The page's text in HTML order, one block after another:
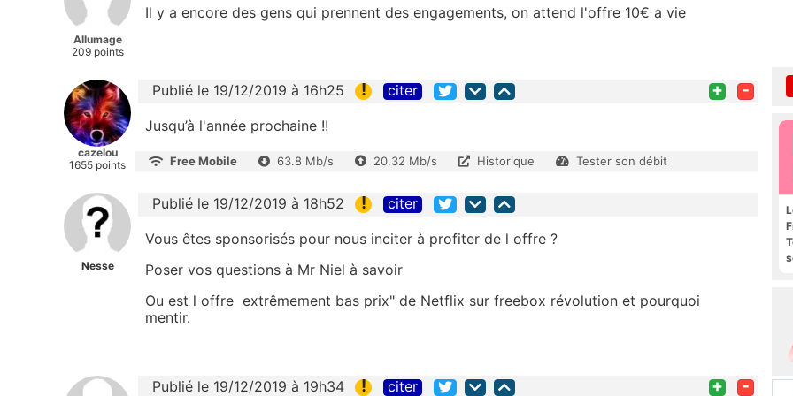
Allumage
209 points
Il y a encore des gens qui prennent des engagements, on attend l'offre 10€ a vie
cazelou
1655 points
Publié le 19/12/2019 à 16h25 ! citer + -
Jusqu’à l'année prochaine !!
Free Mobile 63.8 Mb/s 20.32 Mb/s Historique Tester son débit
Nesse
Publié le 19/12/2019 à 18h52 ! citer
Vous êtes sponsorisés pour nous inciter à profiter de l offre ?
Poser vos questions à Mr Niel à savoir
Ou est l offre extrêmement bas prix" de Netflix sur freebox révolution et pourquoi
mentir.
Publié le 19/12/2019 à 19h34 ! citer + -